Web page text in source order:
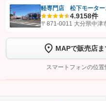
【STEP1】認証画面でグーネットを
トーク画面で
ボタンを
完了してください。
こ
軽専門店 松下モーター
4.9158件
〒871-0011 大分県中津
MAPで販売店
スマートフォンの位